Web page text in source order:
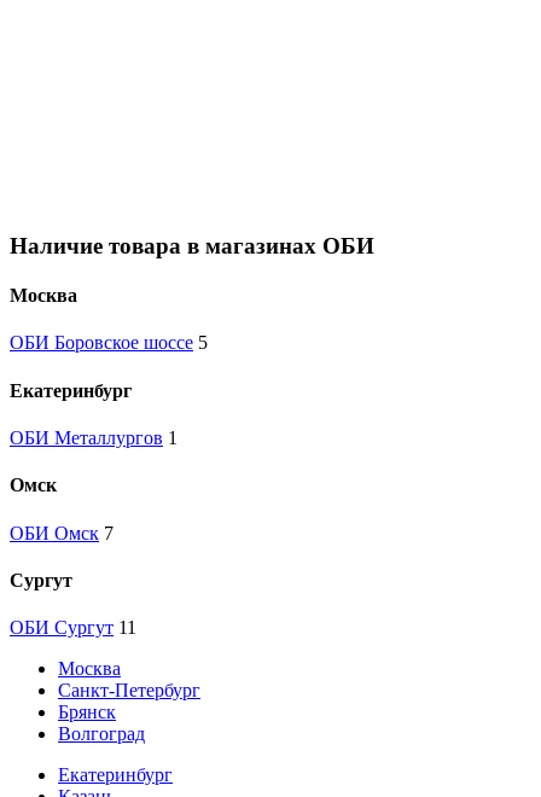
Наличие товара в магазинах ОБИ
Москва
ОБИ Боровское шоссе 5
Екатеринбург
ОБИ Металлургов 1
Омск
ОБИ Омск 7
Сургут
ОБИ Сургут 11
Москва
Санкт-Петербург
Брянск
Волгоград
Екатеринбург